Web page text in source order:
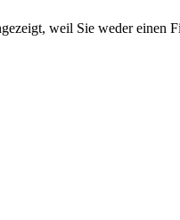
weil Sie weder einen